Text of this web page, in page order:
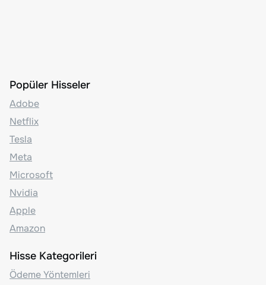
Popüler Hisseler
Adobe
Netflix
Tesla
Meta
Microsoft
Nvidia
Apple
Amazon
Hisse Kategorileri
Ödeme Yöntemleri